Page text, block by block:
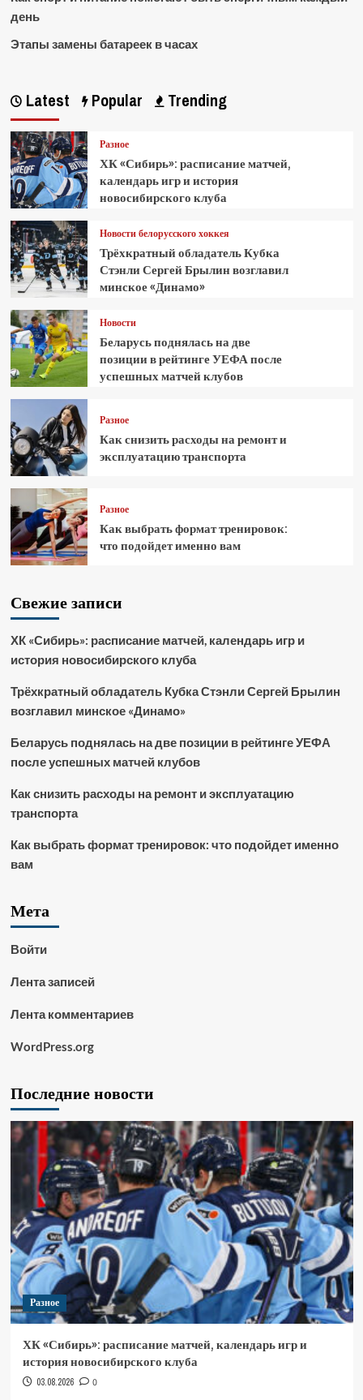
день
Этапы замены батареек в часах
Latest Popular Trending
Разное
ХК «Сибирь»: расписание матчей,
календарь игр и история
новосибирского клуба
Новости белорусского хоккея
Трёхкратный обладатель Кубка
Стэнли Сергей Брылин возглавил
минское «Динамо»
Новости
Беларусь поднялась на две
позиции в рейтинге УЕФА после
успешных матчей клубов
Разное
Как снизить расходы на ремонт и
эксплуатацию транспорта
Разное
Как выбрать формат тренировок:
что подойдет именно вам
Свежие записи
ХК «Сибирь»: расписание матчей, календарь игр и
история новосибирского клуба
Трёхкратный обладатель Кубка Стэнли Сергей Брылин
возглавил минское «Динамо»
Беларусь поднялась на две позиции в рейтинге УЕФА
после успешных матчей клубов
Как снизить расходы на ремонт и эксплуатацию
транспорта
Как выбрать формат тренировок: что подойдет именно
вам
Мета
Войти
Лента записей
Лента комментариев
WordPress.org
Последние новости
Разное
ХК «Сибирь»: расписание матчей, календарь игр и
история новосибирского клуба
03.08.2026 0